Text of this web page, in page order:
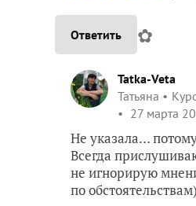
Ответить ✿
Tatka-Veta
Татьяна
27 марта
Не указала…
Всегда
не игнорирую
по